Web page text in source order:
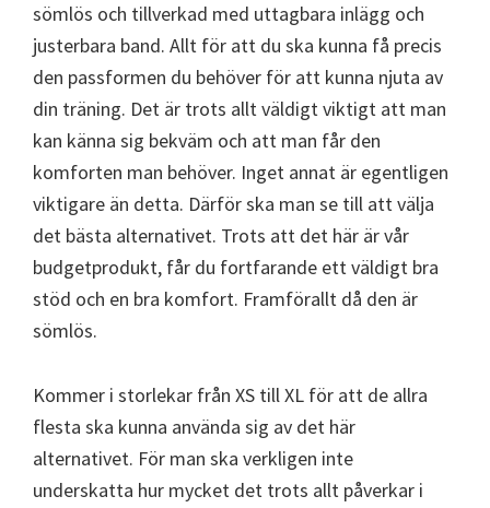
sömlös och tillverkad med uttagbara inlägg och
justerbara band. Allt för att du ska kunna få precis
den passformen du behöver för att kunna njuta av
din träning. Det är trots allt väldigt viktigt att man
kan känna sig bekväm och att man får den
komforten man behöver. Inget annat är egentligen
viktigare än detta. Därför ska man se till att välja
det bästa alternativet. Trots att det här är vår
budgetprodukt, får du fortfarande ett väldigt bra
stöd och en bra komfort. Framförallt då den är
sömlös.
Kommer i storlekar från XS till XL för att de allra
flesta ska kunna använda sig av det här
alternativet. För man ska verkligen inte
underskatta hur mycket det trots allt påverkar i